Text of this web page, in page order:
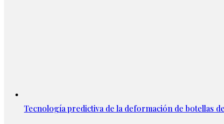
Tecnología predictiva de la deformación de botellas